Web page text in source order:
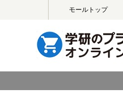
モールトップ